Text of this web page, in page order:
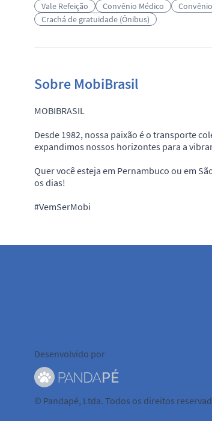
Vale Refeição Convênio Médico
Crachá de gratuidade (Ônibus)
Sobre MobiBrasil
MOBIBRASIL
Desde 1982, nossa paixão é o transporte
expandimos nossos horizontes para a
Quer você esteja em Pernambuco ou em
os dias!
#VemSerMobi
Desenvolvido por
© Pandapé, Ltda. Todos os direitos